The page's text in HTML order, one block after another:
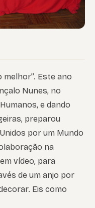
melhor”. Este ano
Nunes, no
e dando
preparou
por um Mundo
na
vídeo, para
de um anjo por
Eis como